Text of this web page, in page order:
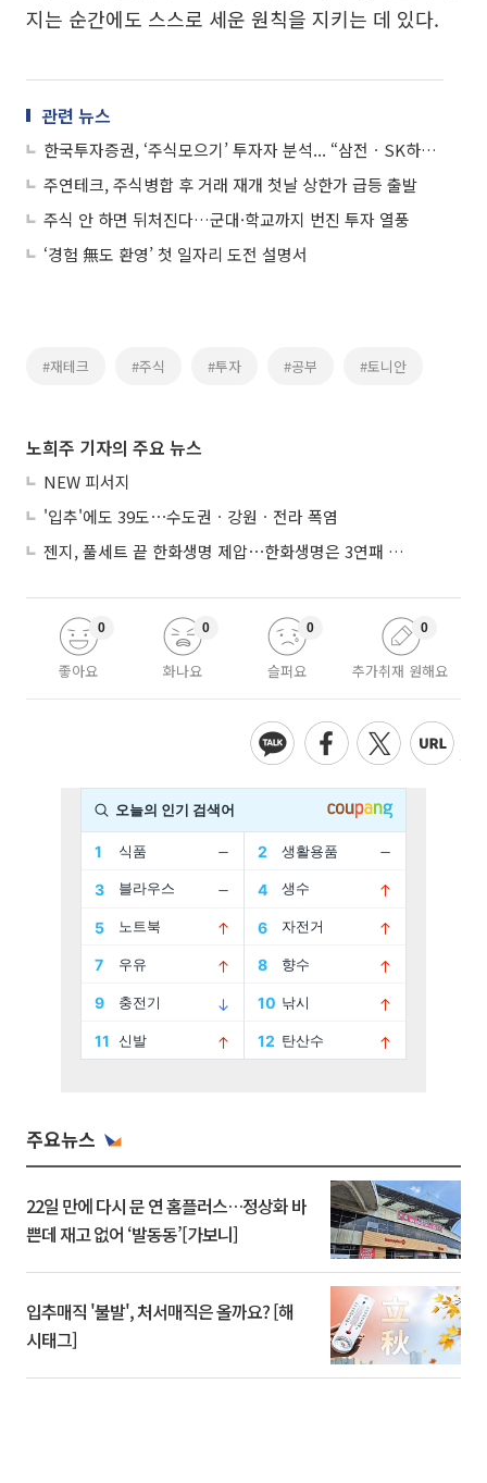
지는 순간에도 스스로 세운 원칙을 지키는 데 있다.
관련 뉴스
한국투자증권, ‘주식모으기’ 투자자 분석... “삼전ㆍSK하닉 국내 반도체·미국 지수 ETF 선호”
주연테크, 주식병합 후 거래 재개 첫날 상한가 급등 출발
주식 안 하면 뒤처진다…군대·학교까지 번진 투자 열풍
‘경험 無도 환영’ 첫 일자리 도전 설명서
#재테크 #주식 #투자 #공부 #토니안
노희주 기자의 주요 뉴스
NEW 피서지
'입추'에도 39도⋯수도권ㆍ강원ㆍ전라 폭염
젠지, 풀세트 끝 한화생명 제압⋯한화생명은 3연패 수렁
좋아요
0
화나요
0
슬퍼요
0
추가취재 원해요
0
주요뉴스
22일 만에 다시 문 연 홈플러스…정상화 바
쁜데 재고 없어 ‘발동동’[가보니]
입추매직 '불발', 처서매직은 올까요? [해
시태그]